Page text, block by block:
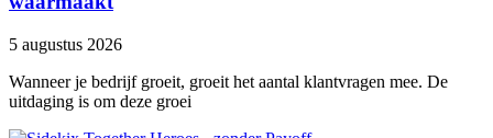
5 augustus 2026
Wanneer je bedrijf groeit, groeit het aantal klantvragen mee. De
uitdaging is om deze groei